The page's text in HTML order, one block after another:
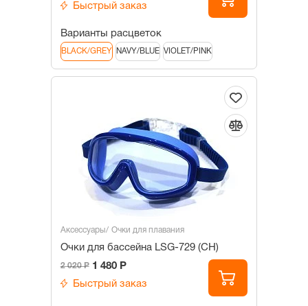
Быстрый заказ
Варианты расцветок
BLACK/GREY NAVY/BLUE VIOLET/PINK
Аксессуары Очки для плавания
Очки для бассейна LSG-729 (СН)
2 020 Р 1 480 Р
Быстрый заказ